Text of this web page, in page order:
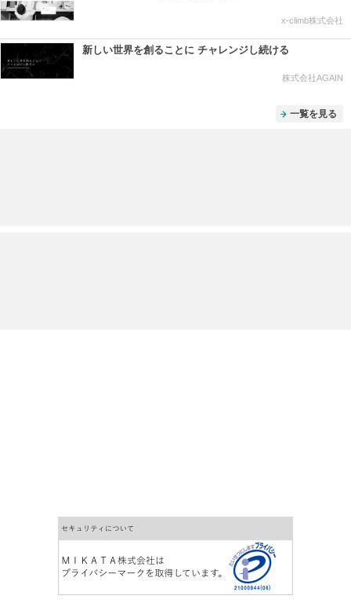
x-climb株式会社
新しい世界を創ることに チャレンジし続ける
株式会社AGAIN
一覧を見る